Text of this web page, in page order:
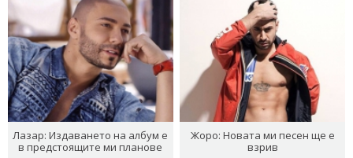
Лазар: Издаването на албум е
в предстоящите ми планове
Жоро: Новата ми песен ще е
взрив